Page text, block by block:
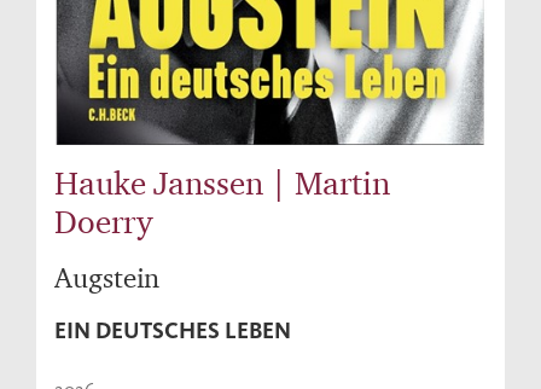
Hauke Janssen | Martin
Doerry
Augstein
EIN DEUTSCHES LEBEN